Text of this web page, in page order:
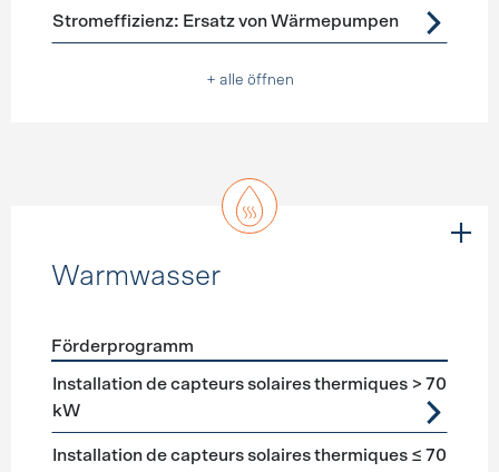
Stromeffizienz: Ersatz von Wärmepumpen
+ alle öffnen
Warmwasser
Förderprogramme Warmwasser
Förderprogramm
Installation de capteurs solaires thermiques > 70
kW
Installation de capteurs solaires thermiques ≤ 70